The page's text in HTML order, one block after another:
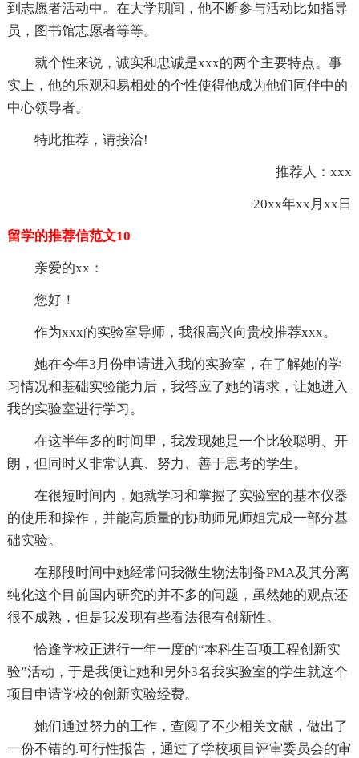
到志愿者活动中。在大学期间，他不断参与活动比如指导
员，图书馆志愿者等等。
就个性来说，诚实和忠诚是xxx的两个主要特点。事
实上，他的乐观和易相处的个性使得他成为他们同伴中的
中心领导者。
特此推荐，请接洽!
推荐人：xxx
20xx年xx月xx日
留学的推荐信范文10
亲爱的xx：
您好！
作为xxx的实验室导师，我很高兴向贵校推荐xxx。
她在今年3月份申请进入我的实验室，在了解她的学
习情况和基础实验能力后，我答应了她的请求，让她进入
我的实验室进行学习。
在这半年多的时间里，我发现她是一个比较聪明、开
朗，但同时又非常认真、努力、善于思考的学生。
在很短时间内，她就学习和掌握了实验室的基本仪器
的使用和操作，并能高质量的协助师兄师姐完成一部分基
础实验。
在那段时间中她经常问我微生物法制备PMA及其分离
纯化这个目前国内研究的并不多的问题，虽然她的观点还
很不成熟，但是我发现有些看法很有创新性。
恰逢学校正进行一年一度的“本科生百项工程创新实
验”活动，于是我便让她和另外3名我实验室的学生就这个
项目申请学校的创新实验经费。
她们通过努力的工作，查阅了不少相关文献，做出了
一份不错的.可行性报告，通过了学校项目评审委员会的审